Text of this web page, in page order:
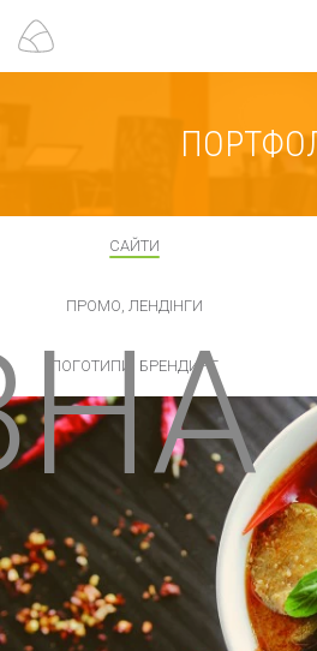
САЙТИ
ПРОМО, ЛЕНДІНГИ
ЛОГОТИПИ, БРЕНДИНГ
Роботи
не
знайдені.
ПОКАЗАТИ
Крона